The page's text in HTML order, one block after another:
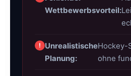
Wettbewerbsvorteil:
Unrealistische
Planung:
Hockey-
ohne